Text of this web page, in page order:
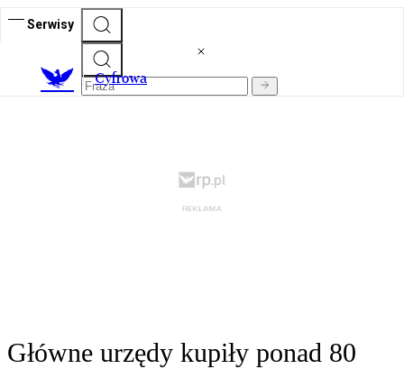
Serwisy
Cyfrowa
Główne urzędy kupiły ponad 80